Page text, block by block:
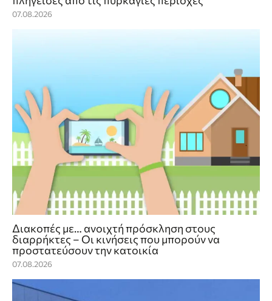
07.08.2026
Διακοπές με… ανοιχτή πρόσκληση στους
διαρρήκτες – Οι κινήσεις που μπορούν να
προστατεύσουν την κατοικία
07.08.2026